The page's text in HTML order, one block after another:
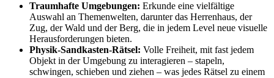
Traumhafte Umgebungen: Erkunde eine vielfältige
Auswahl an Themenwelten, darunter das Herrenhaus, der
Zug, der Wald und der Berg, die in jedem Level neue visuelle
Herausforderungen bieten.
Physik-Sandkasten-Rätsel: Volle Freiheit, mit fast jedem
Objekt in der Umgebung zu interagieren – stapeln,
schwingen, schieben und ziehen – was jedes Rätsel zu einem